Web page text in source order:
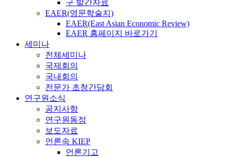
구 발간자료
EAER(영문학술지)
EAER(East Asian Economic Review)
EAER 홈페이지 바로가기
세미나
전체세미나
국제회의
국내회의
전문가 초청간담회
연구원소식
공지사항
연구원동정
보도자료
언론속 KIEP
언론기고